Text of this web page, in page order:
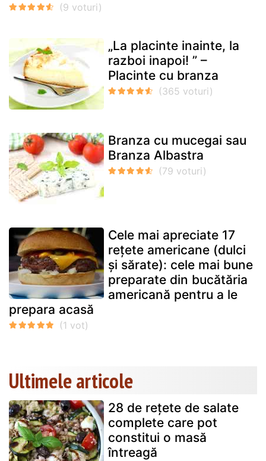
„La placinte inainte, la
razboi inapoi! ” –
Placinte cu branza
Branza cu mucegai sau
Branza Albastra
Cele mai apreciate 17
rețete americane (dulci
și sărate): cele mai bune
preparate din bucătăria
americană pentru a le
prepara acasă
Ultimele articole
28 de rețete de salate
complete care pot
constitui o masă
întreagă